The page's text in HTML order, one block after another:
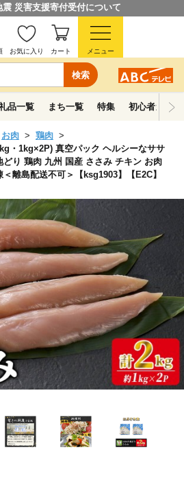
災害支援寄付受付について
検索
お気に入り カート メニュー
品一覧 まち一覧 特集 初心者ガイド
お肉
鶏肉
・1kg×2P) 真空パック ヘルシーなササ
どり 鶏肉 九州 国産 ささみ チキン お肉
離島配送不可＞【ksg1903】【E2C】